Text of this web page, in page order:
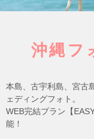
沖縄フ
本島、古宇利島、宮古
ェディングフォト。
WEB完結プラン【
能！